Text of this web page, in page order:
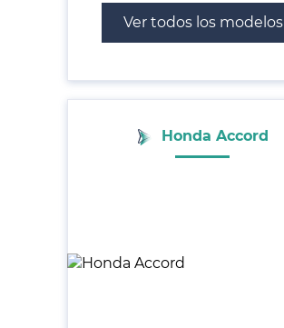
Ver todos los modelos
Honda Accord